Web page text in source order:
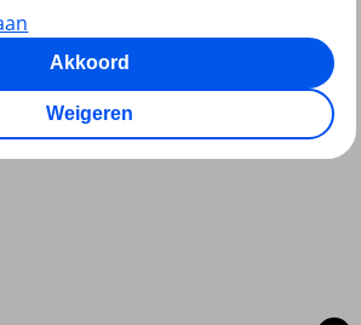
Akkoord
Weigeren